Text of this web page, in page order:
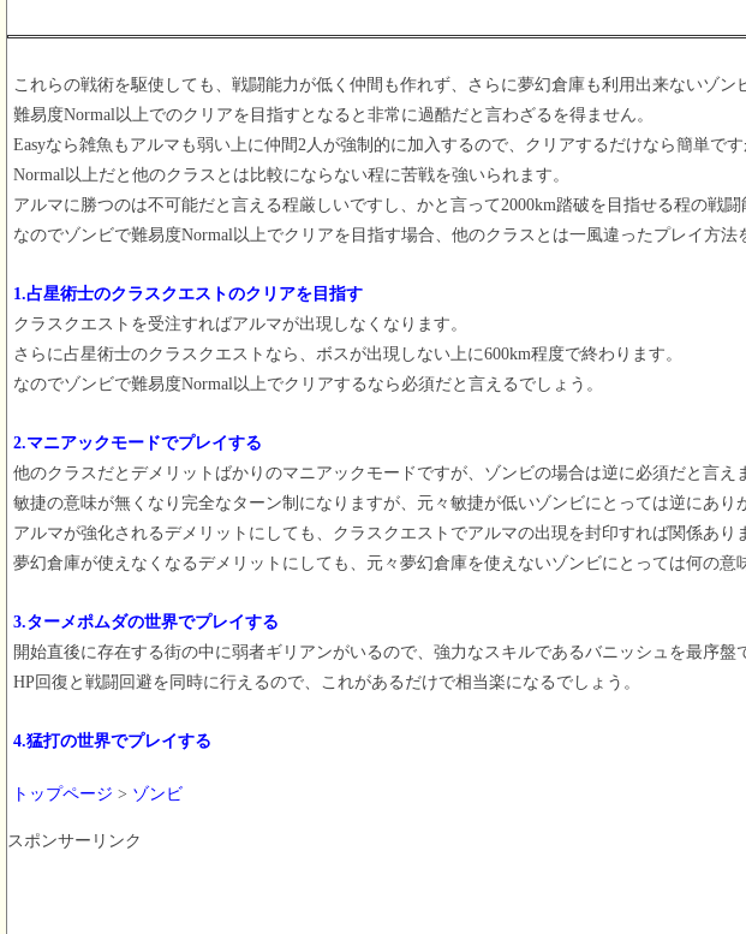
これらの戦術を駆使しても、戦闘能力が低く仲間も作れず、さらに夢幻倉庫も利用出来ないゾン
難易度Normal以上でのクリアを目指すとなると非常に過酷だと言わざるを得ません。
Easyなら雑魚もアルマも弱い上に仲間2人が強制的に加入するので、クリアするだけなら簡単です
Normal以上だと他のクラスとは比較にならない程に苦戦を強いられます。
アルマに勝つのは不可能だと言える程厳しいですし、かと言って2000km踏破を目指せる程の戦闘
なのでゾンビで難易度Normal以上でクリアを目指す場合、他のクラスとは一風違ったプレイ方法
1.占星術士のクラスクエストのクリアを目指す
クラスクエストを受注すればアルマが出現しなくなります。
さらに占星術士のクラスクエストなら、ボスが出現しない上に600km程度で終わります。
なのでゾンビで難易度Normal以上でクリアするなら必須だと言えるでしょう。
2.マニアックモードでプレイする
他のクラスだとデメリットばかりのマニアックモードですが、ゾンビの場合は逆に必須だと言え
敏捷の意味が無くなり完全なターン制になりますが、元々敏捷が低いゾンビにとっては逆にあり
アルマが強化されるデメリットにしても、クラスクエストでアルマの出現を封印すれば関係あり
夢幻倉庫が使えなくなるデメリットにしても、元々夢幻倉庫を使えないゾンビにとっては何の意
3.ターメポムダの世界でプレイする
開始直後に存在する街の中に弱者ギリアンがいるので、強力なスキルであるバニッシュを最序盤
HP回復と戦闘回避を同時に行えるので、これがあるだけで相当楽になるでしょう。
4.猛打の世界でプレイする
トップページ > ゾンビ
スポンサーリンク